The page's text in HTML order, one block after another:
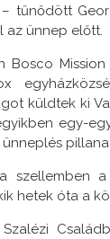
– tűnődött
az ünnep előtt.
Bosco
küldtek ki
egy-
szellemben
hetek óta a